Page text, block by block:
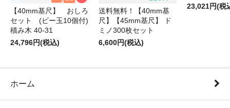
【40mm基尺】 おしろ
セット (ビー玉10個付)
積み木 40-31
24,796円(税込)
送料無料！【40mm基
尺】【45mm基尺】 ド
ミノ300枚セット
6,600円(税込)
23,021円(税
ホーム